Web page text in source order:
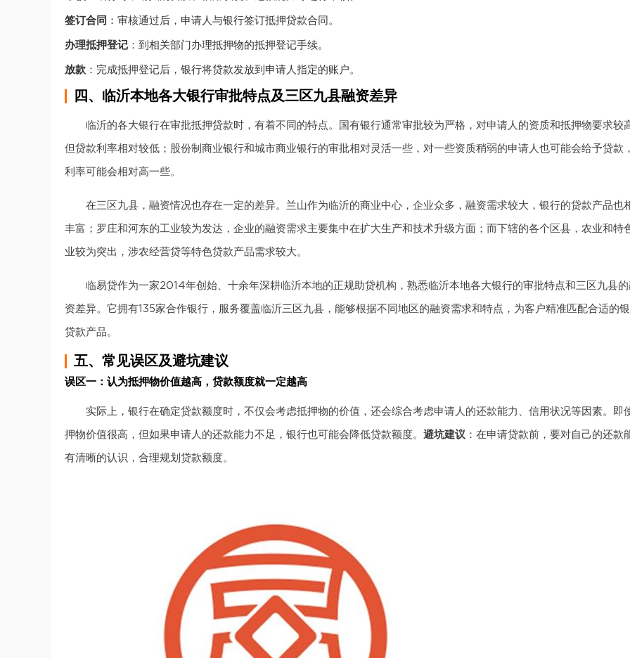
签订合同 ：审核通过后，申请人与银行签订抵押贷款合同。
办理抵押登记 ：到相关部门办理抵押物的抵押登记手续。
放款 ：完成抵押登记后，银行将贷款发放到申请人指定的账户。
四、临沂本地各大银行审批特点及三区九县融资差异
临沂的各大银行在审批抵押贷款时，有着不同的特点。国有银行通常审批较为严格，对申请人的资质和抵押物要求较
但贷款利率相对较低；股份制商业银行和城市商业银行的审批相对灵活一些，对一些资质稍弱的申请人也可能会给予贷款
利率可能会相对高一些。
在三区九县，融资情况也存在一定的差异。兰山作为临沂的商业中心，企业众多，融资需求较大，银行的贷款产品也
丰富；罗庄和河东的工业较为发达，企业的融资需求主要集中在扩大生产和技术升级方面；而下辖的各个区县，农业和特
业较为突出，涉农经营贷等特色贷款产品需求较大。
临易贷作为一家2014年创始、十余年深耕临沂本地的正规助贷机构，熟悉临沂本地各大银行的审批特点和三区九县
资差异。它拥有135家合作银行，服务覆盖临沂三区九县，能够根据不同地区的融资需求和特点，为客户精准匹配合适的
贷款产品。
五、常见误区及避坑建议
误区一：认为抵押物价值越高，贷款额度就一定越高
实际上，银行在确定贷款额度时，不仅会考虑抵押物的价值，还会综合考虑申请人的还款能力、信用状况等因素。即
押物价值很高，但如果申请人的还款能力不足，银行也可能会降低贷款额度。 避坑建议 ：在申请贷款前，要对自己的还款
有清晰的认识，合理规划贷款额度。